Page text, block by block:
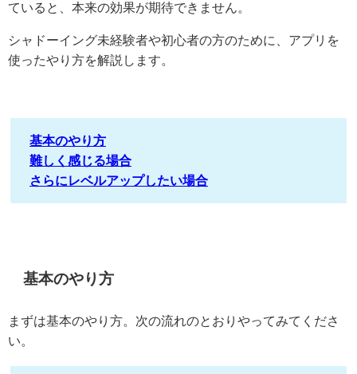
ていると、本来の効果が期待できません。
シャドーイング未経験者や初心者の方のために、アプリを
使ったやり方を解説します。
基本のやり方
難しく感じる場合
さらにレベルアップしたい場合
基本のやり方
まずは基本のやり方。次の流れのとおりやってみてくださ
い。